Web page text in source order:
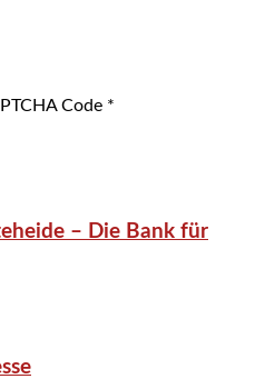
Code *
– Die Bank für